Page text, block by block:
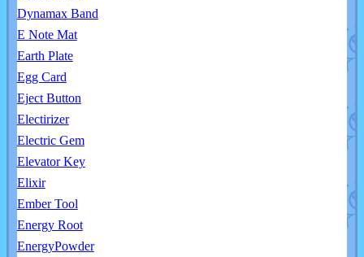
Dynamax Band
E Note Mat
Earth Plate
Egg Card
Eject Button
Electirizer
Electric Gem
Elevator Key
Elixir
Ember Tool
Energy Root
EnergyPowder